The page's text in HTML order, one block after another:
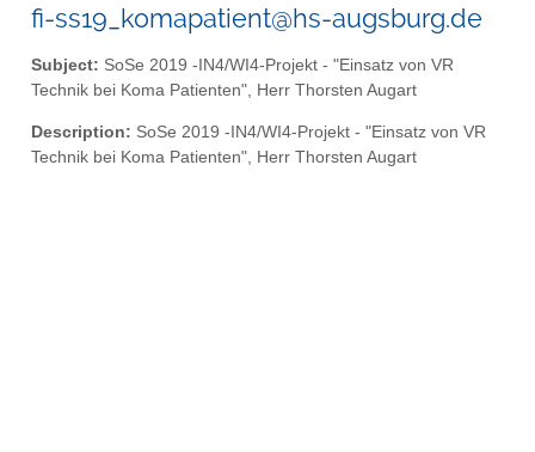
fi-ss19_komapatient@hs-augsburg.de
Subject: SoSe 2019 -IN4/WI4-Projekt - "Einsatz von VR
Technik bei Koma Patienten", Herr Thorsten Augart
Description: SoSe 2019 -IN4/WI4-Projekt - "Einsatz von VR
Technik bei Koma Patienten", Herr Thorsten Augart